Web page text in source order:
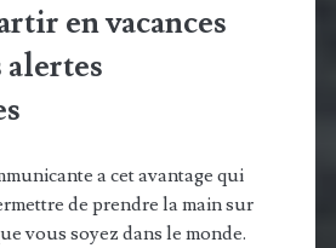
en vacances
alertes
a cet avantage qui
de prendre la main sur
vous soyez dans le monde.